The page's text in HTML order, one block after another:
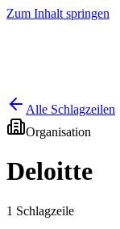
Zum Inhalt springen
Alle Schlagzeilen
Organisation
Deloitte
1 Schlagzeile